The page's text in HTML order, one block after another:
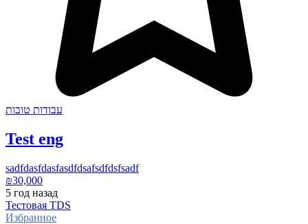
עבודות טובות
Test eng
sadfdasfdasfasdfdsafsdfdsfsadf
₪30,000
5 год назад
Тестовая TDS
Избранное